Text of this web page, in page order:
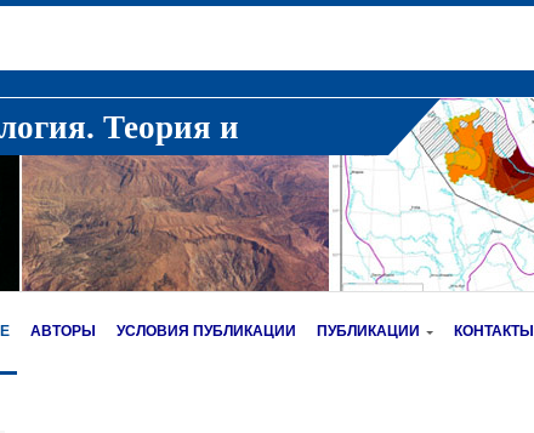
Теория и
АВТОРЫ УСЛОВИЯ ПУБЛИКАЦИИ ПУБЛИКАЦИИ КОНТАКТЫ